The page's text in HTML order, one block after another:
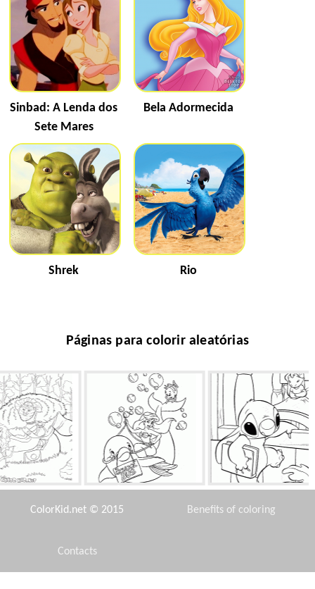
Sinbad: A Lenda dos
Sete Mares
Bela Adormecida
Shrek Rio
Páginas para colorir aleatórias
com os pais Ônibus escolar Ponto para fora
ColorKid.net © 2015 Benefits of coloring
Contacts